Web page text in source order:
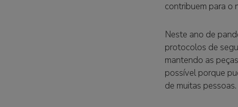
contribuem para o
Neste ano de
protocolos de
mantendo as
possível porque
de muitas